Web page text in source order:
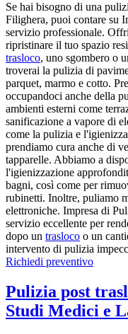
Se hai bisogno di una
Filighera, puoi contare su
servizio professionale.
ripristinare il tuo spazio
trasloco, uno sgombero o
troverai la pulizia di
parquet, marmo e cotto.
occupandoci anche della
ambienti esterni come
sanificazione a vapore di
come la pulizia e
prendiamo cura anche di
tapparelle. Abbiamo a
l'igienizzazione
bagni, così come per
rubinetti. Inoltre, puliamo
elettroniche. Impresa di
servizio eccellente per
dopo un trasloco o un
intervento di pulizia
Richiedi preventivo
Pulizia post
Studi Medici e